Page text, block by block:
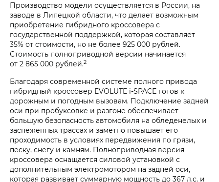
Производство модели осуществляется в России, на
заводе в Липецкой области, что делает возможным
приобретение гибридного кроссовера с
государственной поддержкой, которая составляет
35% от стоимости, но не более 925 000 рублей.
Стоимость полноприводной версии начинается
от 2 865 000 рублей.2
Благодаря современной системе полного привода
гибридный кроссовер EVOLUTE i‑SPACE готов к
дорожным и погодным вызовам. Подключение задней
оси при пробуксовке и разгоне обеспечивает
большую безопасность автомобиля на обледенелых и
заснеженных трассах и заметно повышает его
проходимость в условиях передвижения по грязи,
песку, снегу и камням. Полноприводная версия
кроссовера оснащается силовой установкой с
дополнительным электромотором на задней оси,
которая развивает суммарную мощность до 367 л.с. и